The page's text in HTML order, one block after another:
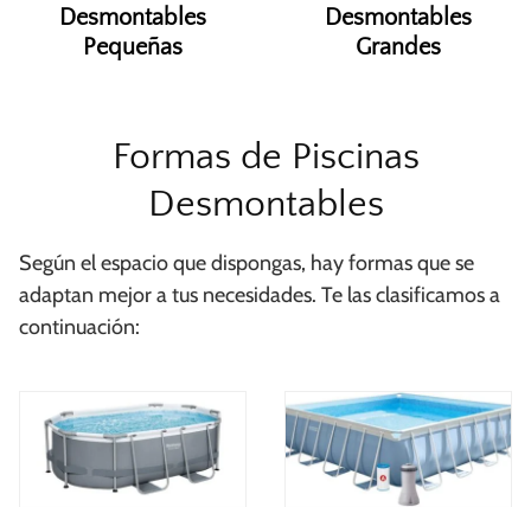
Desmontables
Pequeñas
Desmontables
Grandes
Formas de Piscinas
Desmontables
Según el espacio que dispongas, hay formas que se
adaptan mejor a tus necesidades. Te las clasificamos a
continuación: